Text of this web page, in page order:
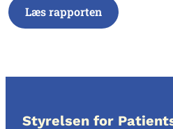
Læs rapporten
Styrelsen for